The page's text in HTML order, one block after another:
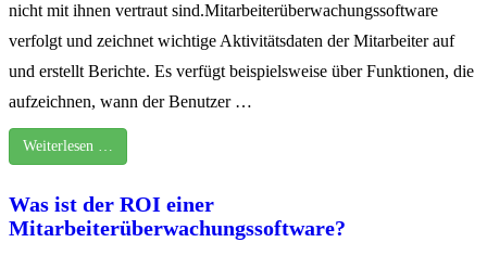
nicht mit ihnen vertraut sind.Mitarbeiterüberwachungssoftware
verfolgt und zeichnet wichtige Aktivitätsdaten der Mitarbeiter auf
und erstellt Berichte. Es verfügt beispielsweise über Funktionen, die
aufzeichnen, wann der Benutzer …
Weiterlesen …
Was ist der ROI einer
Mitarbeiterüberwachungssoftware?